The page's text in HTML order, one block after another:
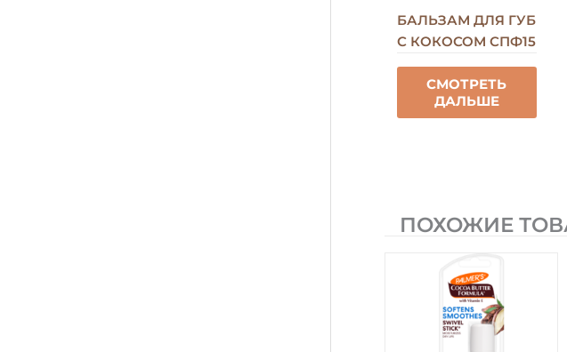
БАЛЬЗАМ ДЛЯ ГУБ
С КОКОСОМ СПФ15
СМОТРЕТЬ
ДАЛЬШЕ
ПОХОЖИЕ